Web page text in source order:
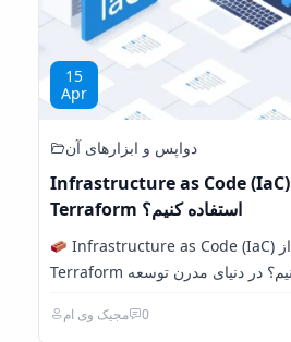
15
Apr
دواپس و ابزارهای آن
Infrastructure as Code (IaC) چیست و چرا باید از
Terraform استفاده کنیم؟
Infrastructure as Code (IaC) چیست و چرا باید از
مجیک وی ام 0